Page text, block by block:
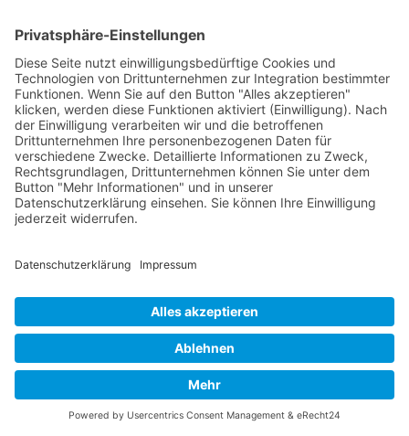
Rechte (Auskunft, Berichtigung, Löschung, Einschränkung der
Verarbeitung, Datenübertragbarkeit und Beschwerde) grundsätzlich
sowohl ggü. uns als auch ggü. dem Betreiber des jeweiligen Social-
Media-Portals (z. B. ggü. Facebook) geltend machen.
Bitte beachten Sie, dass wir trotz der gemeinsamen
Verantwortlichkeit mit den Social-Media-Portal-Betreibern nicht
vollumfänglich Einfluss auf die Datenverarbeitungsvorgänge der
Social-Media-Portale haben. Unsere Möglichkeiten richten sich
maßgeblich nach der Unternehmenspolitik des jeweiligen Anbieters.
Speicherdauer
Die unmittelbar von uns über die Social-Media-Präsenz erfassten
Daten werden von unseren Systemen gelöscht, sobald Sie uns zur
oder der Zweck für die Datenspeicherung entfällt. Gespeicherte
Cookies verbleiben auf Ihrem Endgerät, bis Sie sie löschen.
Zwingende gesetzliche Bestimmungen – insb.
Aufbewahrungsfristen – bleiben unberührt.
Auf die Speicherdauer Ihrer Daten, die von den Betreibern der
sozialen Netzwerke zu eigenen Zwecken gespeichert werden, haben
wir keinen Einfluss. Für Einzelheiten dazu informieren Sie sich bitte